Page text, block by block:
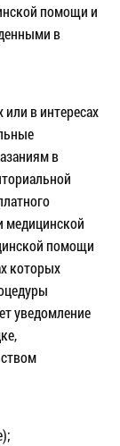
помощи и
в
в интересах
в
медицинской
помощи
которых
уведомление